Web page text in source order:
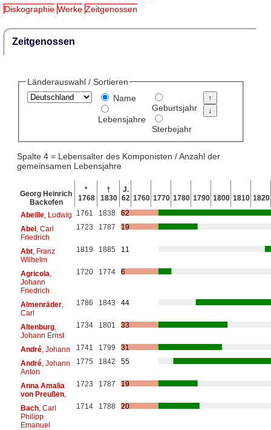
Diskographie Werke Zeitgenossen
Zeitgenossen
Länderauswahl / Sortieren
Name
Lebensjahre
Geburtsjahr
Sterbejahr
Spalte 4 = Lebensalter des Komponisten / Anzahl der
gemeinsamen Lebensjahre
Georg Heinrich
Backofen
*
1768
†
1830
J.
62 1760 1770 1780 1790 1800 1810 1820
Abeille, Ludwig 1761 1838
62
Abel, Carl
Friedrich
1723 1787 19
Abt, Franz
Wilhelm
1819 1885 11
Agricola
Johann
Friedrich
1720 1774 6
Almenräder,
Carl
1786 1843 44
Altenburg,
Johann Ernst
1734 1801 33
André, Johann 1741 1799
31
André, Johann
Anton
1775 1842 55
Anna Amalia
von Preußen,
1723 1787 19
Bach, Carl
Philipp
Emanuel
1714 1788 20